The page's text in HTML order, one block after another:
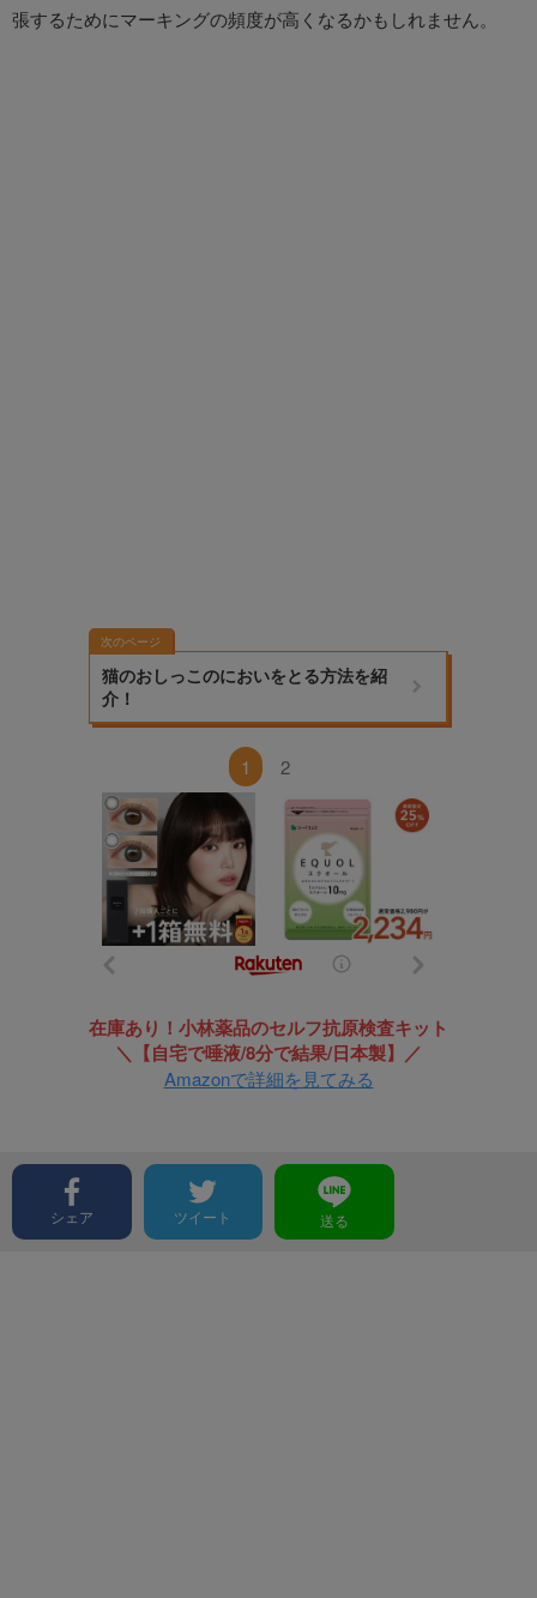
張するためにマーキングの頻度が高くなるかもしれません。
次のページ
猫のおしっこのにおいをとる方法を紹
介！
1 2
在庫あり！小林薬品のセルフ抗原検査キット
＼【自宅で唾液/8分で結果/日本製】／
Amazonで詳細を見てみる
シェア ツイート 送る